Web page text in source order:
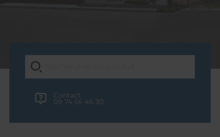
Contact
09 74 56 46 30